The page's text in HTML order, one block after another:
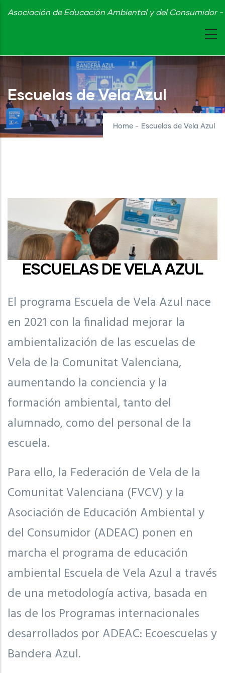
Skip
content
Asociación de Educación Ambiental y del Consumidor
Escuelas de Vela Azul
Home - Escuelas de Vela Azul
ESCUELAS DE VELA AZUL
El programa Escuela de Vela Azul nace
en 2021 con la finalidad mejorar la
ambientalización de las escuelas de
Vela de la Comunitat Valenciana,
aumentando la conciencia y la
formación ambiental, tanto del
alumnado, como del personal de la
escuela.
Para ello, la Federación de Vela de la
Comunitat Valenciana (FVCV) y la
Asociación de Educación Ambiental y
del Consumidor (ADEAC) ponen en
marcha el programa de educación
ambiental Escuela de Vela Azul a través
de una metodología activa, basada en
las de los Programas internacionales
desarrollados por ADEAC: Ecoescuelas y
Bandera Azul.